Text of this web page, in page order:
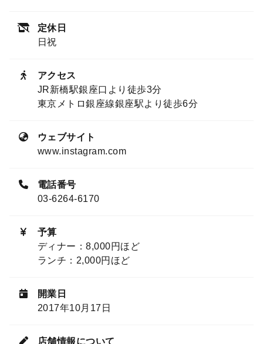
定休日
日祝
アクセス
JR新橋駅銀座口より徒歩3分
東京メトロ銀座線銀座駅より徒歩6分
ウェブサイト
www.instagram.com
電話番号
03-6264-6170
予算
ディナー：8,000円ほど
ランチ：2,000円ほど
開業日
2017年10月17日
店舗情報について